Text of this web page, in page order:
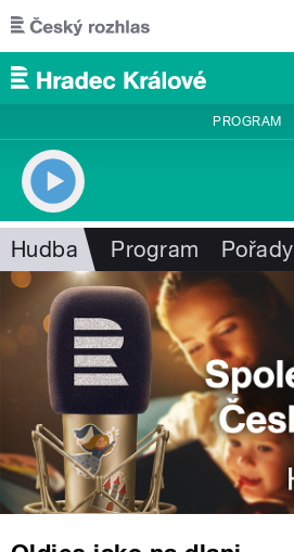
Přejít k hlavnímu obsahu
PROGRAM
Hudba Program Pořady